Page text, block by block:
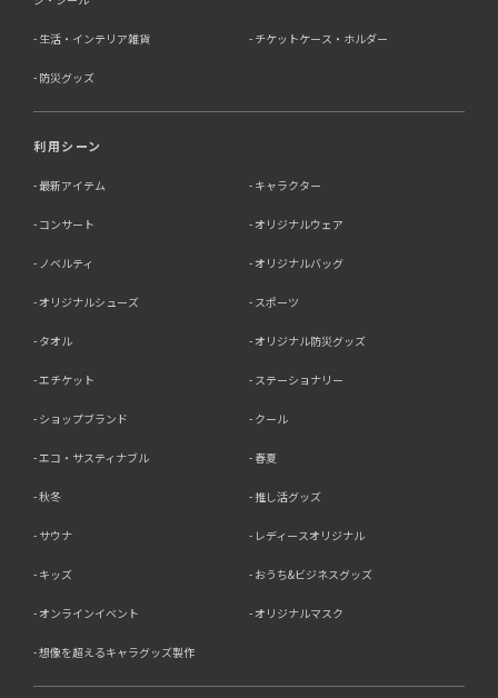
生活・インテリア雑貨 チケットケース・ホルダー
防災グッズ
利用シーン
最新アイテム キャラクター
コンサート オリジナルウェア
ノベルティ オリジナルバッグ
オリジナルシューズ スポーツ
タオル オリジナル防災グッズ
エチケット ステーショナリー
ショップブランド クール
エコ・サスティナブル 春夏
秋冬 推し活グッズ
サウナ レディースオリジナル
キッズ おうち&ビジネスグッズ
オンラインイベント オリジナルマスク
想像を超えるキャラグッズ製作